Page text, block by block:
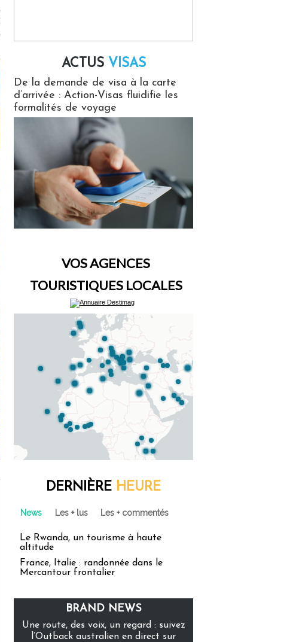
ACTUS VISAS
De la demande de visa à la carte
d’arrivée : Action-Visas fluidifie les
formalités de voyage
VOS AGENCES
TOURISTIQUES LOCALES
DERNIÈRE HEURE
News Les + lus Les + commentés
Le Rwanda, un tourisme à haute
altitude
France, Italie : randonnée dans le
Mercantour frontalier
BRAND NEWS
Une route, des voix, un regard : suivez
l’Outback australien en direct sur